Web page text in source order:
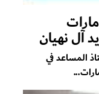
آل نهيان
المساعد في